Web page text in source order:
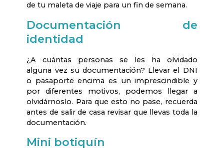
de tu maleta de viaje para un fin de semana.
Documentación de
identidad
¿A cuántas personas se les ha olvidado
alguna vez su documentación? Llevar el DNI
o pasaporte encima es un imprescindible y
por diferentes motivos, podemos llegar a
olvidárnoslo. Para que esto no pase, recuerda
antes de salir de casa revisar que llevas toda la
documentación.
Mini botiquín